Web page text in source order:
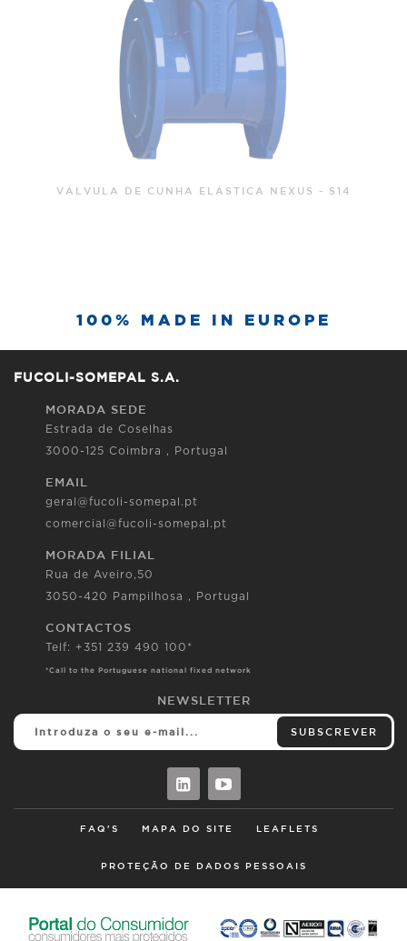
VÁLVULA DE CUNHA ELÁSTICA NEXUS - S14
100% MADE IN EUROPE
FUCOLI-SOMEPAL S.A.
MORADA SEDE
Estrada de Coselhas
3000-125 Coimbra , Portugal
EMAIL
geral@fucoli-somepal.pt
comercial@fucoli-somepal.pt
MORADA FILIAL
Rua de Aveiro,50
3050-420 Pampilhosa , Portugal
CONTACTOS
Telf: +351 239 490 100*
*Call to the Portuguese national fixed network
NEWSLETTER
SUBSCREVER
FAQ'S MAPA DO SITE LEAFLETS
PROTEÇÃO DE DADOS PESSOAIS